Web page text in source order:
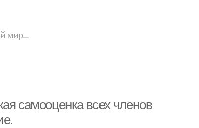
мир...
самооценка всех членов